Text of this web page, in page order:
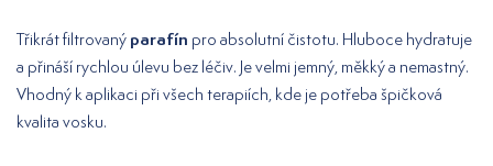
Třikrát filtrovaný parafín pro absolutní čistotu. Hluboce hydratuje
a přináší rychlou úlevu bez léčiv. Je velmi jemný, měkký a nemastný.
Vhodný k aplikaci při všech terapiích, kde je potřeba špičková
kvalita vosku.